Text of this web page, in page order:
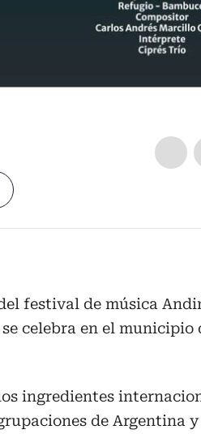
festival de música
celebra en el municipio
ingredientes
de Argentina y